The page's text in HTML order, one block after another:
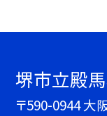
堺市立殿
〒590-0944 大